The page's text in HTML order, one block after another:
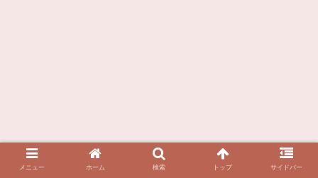
メニュー ホーム 検索 トップ サイドバー